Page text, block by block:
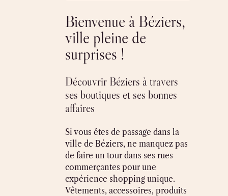
Bienvenue à Béziers,
ville pleine de
surprises !
Découvrir Béziers à travers
ses boutiques et ses bonnes
affaires
Si vous êtes de passage dans la
ville de Béziers, ne manquez pas
de faire un tour dans ses rues
commerçantes pour une
expérience shopping unique.
Vêtements, accessoires, produits